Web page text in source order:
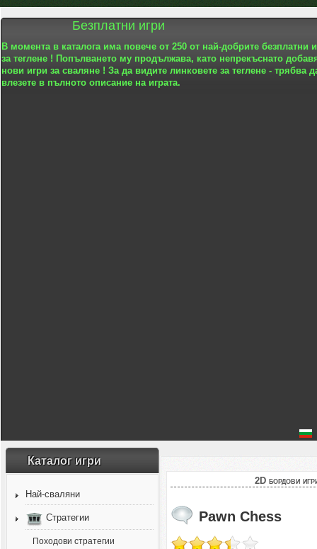
Безплатни игри
В момента в каталога има повече от 250 от най-добрите безплатни
за теглене ! Попълването му продължава, като непрекъснато
нови игри за сваляне ! За да видите линковете за теглене - трябва
влезете в пълното описание на играта.
Каталог игри
Най-сваляни
Стратегии
Походови стратегии
2D бордови
Pawn Chess